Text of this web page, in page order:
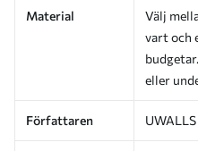
Material
Välj
vart och
eller
Författaren UWALLS